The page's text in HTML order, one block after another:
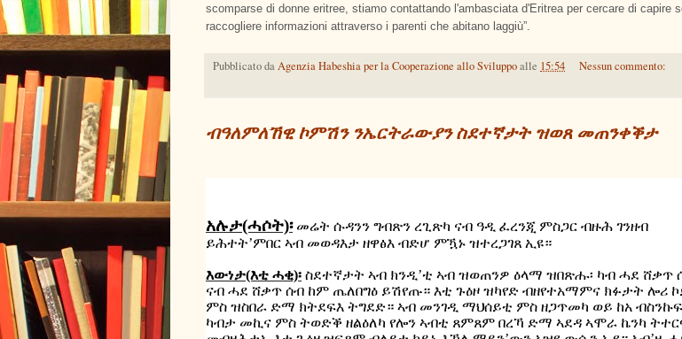
scomparse di donne eritree, stiamo contattando l'ambasciata d'Eritrea per cercare di capire
raccogliere informazioni attraverso i parenti che abitano laggiù”.
Pubblicato daAgenzia Habeshia per la Cooperazione allo Sviluppoalle 15:54 Nessun commento:
ብዓለምለኸዊ ኮምሽን ንኤርትራውያን ስደተኛታት ዝወጸ መጠንቀቕታ
አሉታ(ሓሶት)፡ መሬት ሱዳንን ግብጽን ረጊጽካ ናብ ዓዲ ፈረንጂ ምስጋር ብዙሕ ገንዘብ
ይሕተት’ምበር ኣብ መወዳእታ ዘዋፅእ ብድሆ ምዃኑ ዝተረጋገጸ ኢዩ።
እውነታ(እቲ ሓቂ)፡ ስደተኛታት ኣብ ክንዲ’ቲ ኣብ ዝወጠንዎ ዕላማ ዝበጽሑ፡ ካብ ሓደ ሸቃጥ
ናብ ሓደ ሸቃጥ ሰብ ከም ጤለበግዕ ይሽየጡ። እቲ ጉዕዞ ዝካየድ ብዘየተአማምና ክፉታት ሎሪ
ምስ ዝስበራ ድማ ክትደፍእ ትግደድ። ኣብ መንገዲ ማህሰይቲ ምስ ዘጋጥመካ ወይ ከአ
ካብታ መኪና ምስ ትወድቕ ዘልዕለካ የሎን ኣብቲ ጸምጸም በረኻ ድማ ኣደዳ ኣሞራ ኬንካ